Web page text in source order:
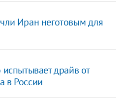
Иран неготовым для
драйв от
в России